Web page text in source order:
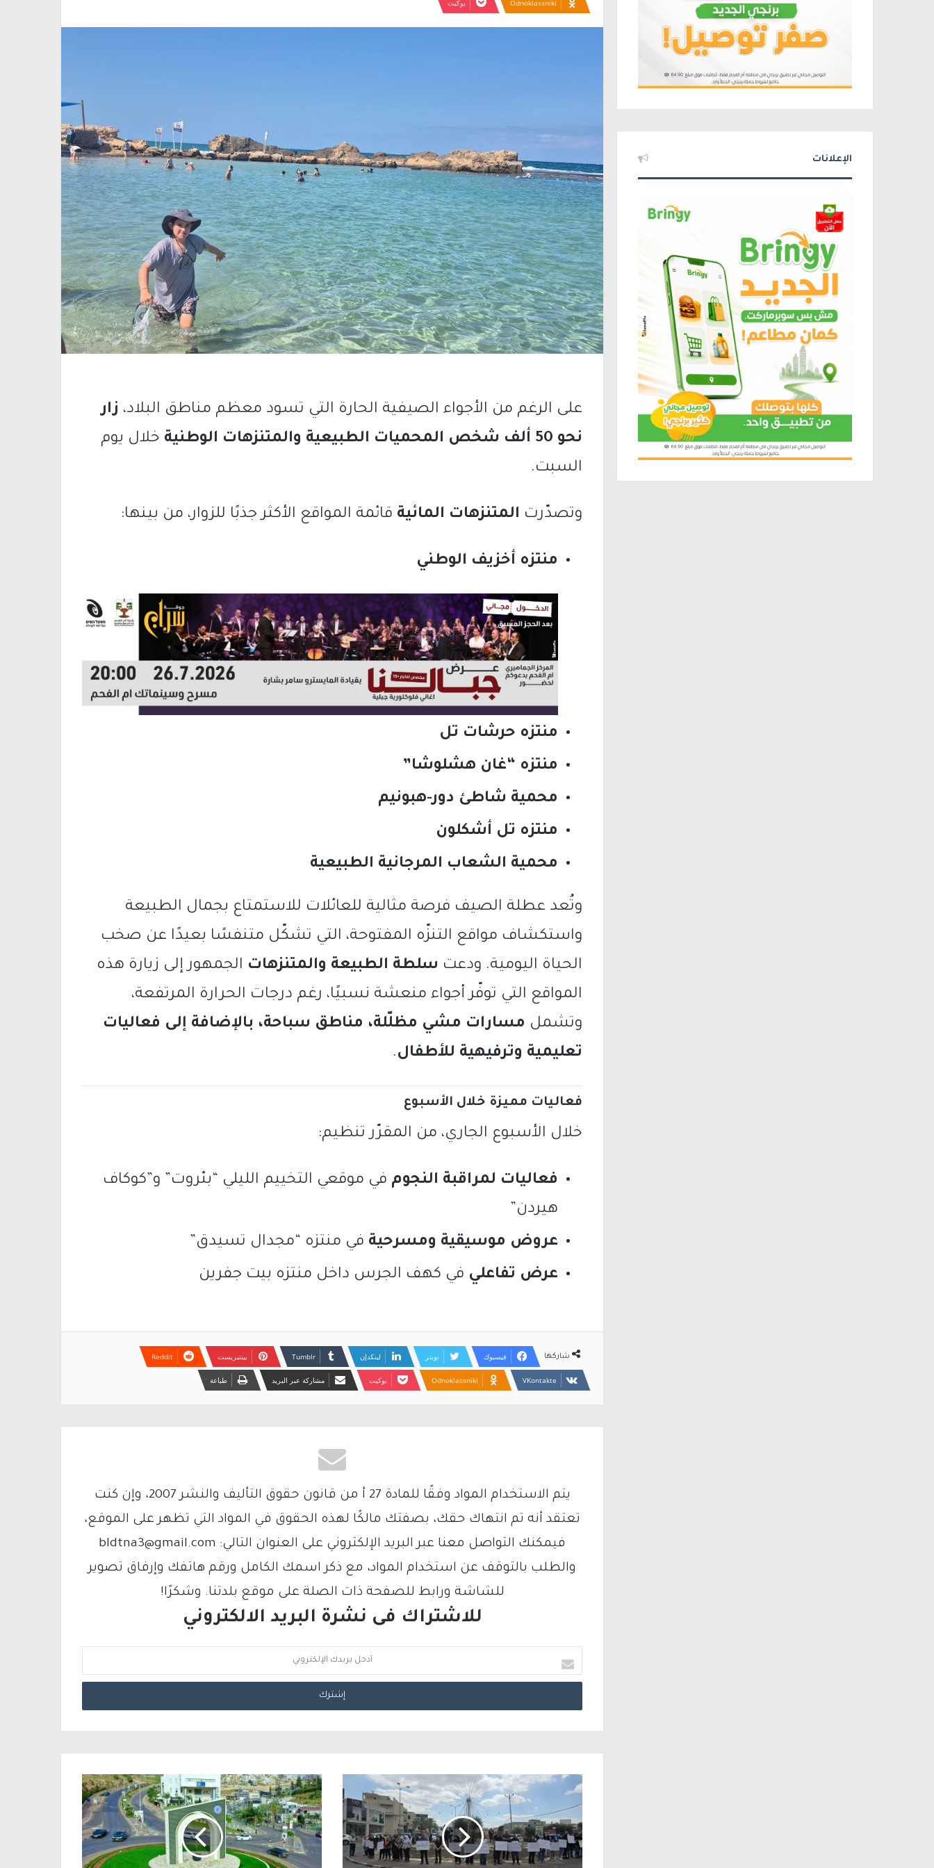
Odnoklassniki بوكيت
على الرغم من الأجواء الصيفية الحارة التي تسود معظم مناطق البلاد، زار
نحو 50 ألف شخص المحميات الطبيعية والمتنزهات الوطنية
خلال يوم
السبت.
وتصدّرت المتنزهات المائية قائمة المواقع الأكثر جذبًا للزوار، من بينها:
منتزه أخزيف الوطني
منتزه حرشات تل
منتزه “غان هشلوشا”
محمية شاطئ دور-هبونيم
منتزه تل أشكلون
محمية الشعاب المرجانية الطبيعية
وتُعد عطلة الصيف فرصة مثالية للعائلات للاستمتاع بجمال الطبيعة
واستكشاف مواقع التنزّه المفتوحة، التي تشكّل متنفسًا بعيدًا عن صخب
الحياة اليومية. ودعت سلطة الطبيعة والمتنزهات الجمهور إلى زيارة هذه
المواقع التي توفّر أجواء منعشة نسبيًا، رغم درجات الحرارة المرتفعة،
وتشمل مسارات مشي مظلّلة، مناطق سباحة، بالإضافة إلى فعاليات
تعليمية وترفيهية للأطفال.
فعاليات مميزة خلال الأسبوع
خلال الأسبوع الجاري، من المقرّر تنظيم:
فعاليات لمراقبة النجوم في موقعي التخييم الليلي “بئروت” و”كوكاف
هيردن”
عروض موسيقية ومسرحية في منتزه “مجدال تسيدق”
عرض تفاعلي في كهف الجرس داخل منتزه بيت جفرين
شاركها فيسبوك تويتر لينكدإن بينتيريست
Odnoklassniki بوكيت مشاركة عبر البريد طباعة
يتم الاستخدام المواد وفقًا للمادة 27 أ من قانون حقوق التأليف والنشر 2007، وإن كنت
تعتقد أنه تم انتهاك حقك، بصفتك مالكًا لهذه الحقوق في المواد التي تظهر على الموقع،
فيمكنك التواصل معنا عبر البريد الإلكتروني على العنوان التالي: bldtna3@gmail.com
والطلب بالتوقف عن استخدام المواد، مع ذكر اسمك الكامل ورقم هاتفك وإرفاق تصوير
للشاشة ورابط للصفحة ذات الصلة على موقع بلدتنا. وشكرًا!
للاشتراك فى نشرة البريد الالكتروني
د
خ
ل
ب
ر
ي
د
ك
الإعلانات